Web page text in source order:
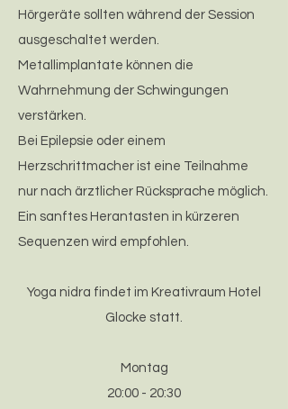
Hörgeräte sollten während der Session
ausgeschaltet werden.
Metallimplantate können die
Wahrnehmung der Schwingungen
verstärken.
Bei Epilepsie oder einem
Herzschrittmacher ist eine Teilnahme
nur nach ärztlicher Rücksprache möglich.
Ein sanftes Herantasten in kürzeren
Sequenzen wird empfohlen.
Yoga nidra findet im Kreativraum Hotel
Glocke statt.
​Montag
20:00 - 20:30